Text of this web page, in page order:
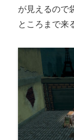
が見えるので
ところまで来